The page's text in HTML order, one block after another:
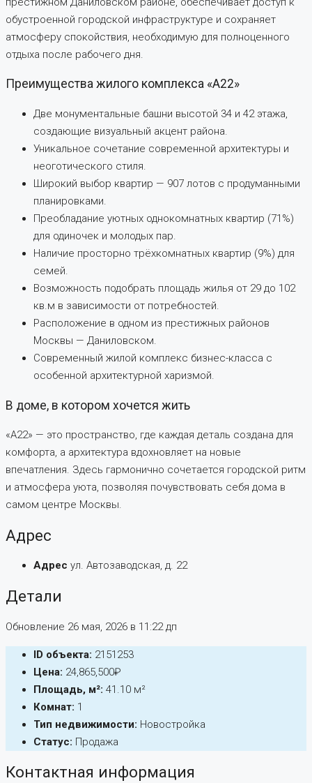
обустроенной городской инфраструктуре и сохраняет
атмосферу спокойствия, необходимую для полноценного
отдыха после рабочего дня.
Преимущества жилого комплекса «А22»
Две монументальные башни высотой 34 и 42 этажа,
создающие визуальный акцент района.
Уникальное сочетание современной архитектуры и
неоготического стиля.
Широкий выбор квартир — 907 лотов с продуманными
планировками.
Преобладание уютных однокомнатных квартир (71%)
для одиночек и молодых пар.
Наличие просторно трёхкомнатных квартир (9%) для
семей.
Возможность подобрать площадь жилья от 29 до 102
кв.м в зависимости от потребностей.
Расположение в одном из престижных районов
Москвы — Даниловском.
Современный жилой комплекс бизнес-класса с
особенной архитектурной харизмой.
В доме, в котором хочется жить
«А22» — это пространство, где каждая деталь создана для
комфорта, а архитектура вдохновляет на новые
впечатления. Здесь гармонично сочетается городской ритм
и атмосфера уюта, позволяя почувствовать себя дома в
самом центре Москвы.
Адрес
Адрес ул. Автозаводская, д. 22
Детали
Обновление 26 мая, 2026 в 11:22 дп
ID объекта: 2151253
Цена: 24,865,500₽
Площадь, м²: 41.10 м²
Комнат: 1
Тип недвижимости: Новостройка
Статус: Продажа
Контактная информация